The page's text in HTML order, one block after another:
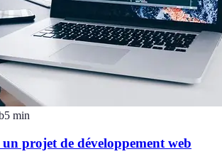
5 min
projet de développement web